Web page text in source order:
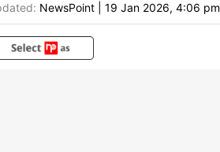
NewsPoint 19 Jan 2026, 4:06 pm